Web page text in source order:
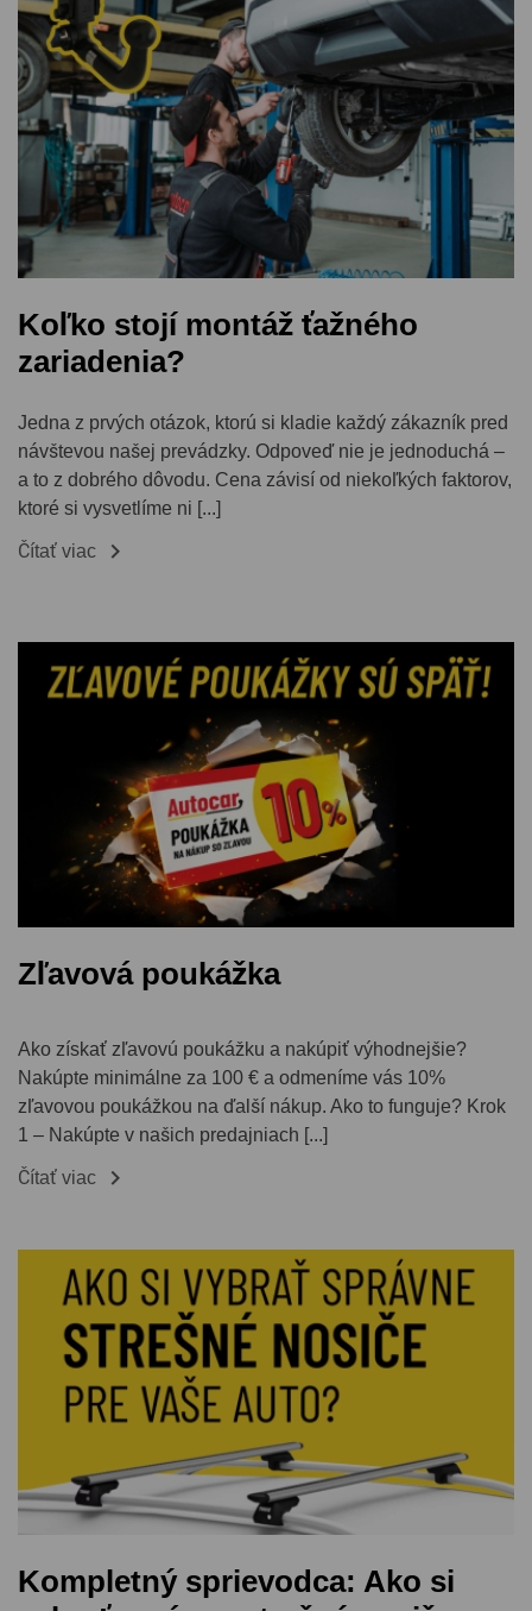
Koľko stojí montáž ťažného
zariadenia?
Jedna z prvých otázok, ktorú si kladie každý zákazník pred
návštevou našej prevádzky. Odpoveď nie je jednoduchá –
a to z dobrého dôvodu. Cena závisí od niekoľkých faktorov,
ktoré si vysvetlíme ni [...]
Čítať viac 
Zľavová poukážka
Ako získať zľavovú poukážku a nakúpiť výhodnejšie?
Nakúpte minimálne za 100 € a odmeníme vás 10%
zľavovou poukážkou na ďalší nákup. Ako to funguje? Krok
1 – Nakúpte v našich predajniach [...]
Čítať viac 
Kompletný sprievodca: Ako si